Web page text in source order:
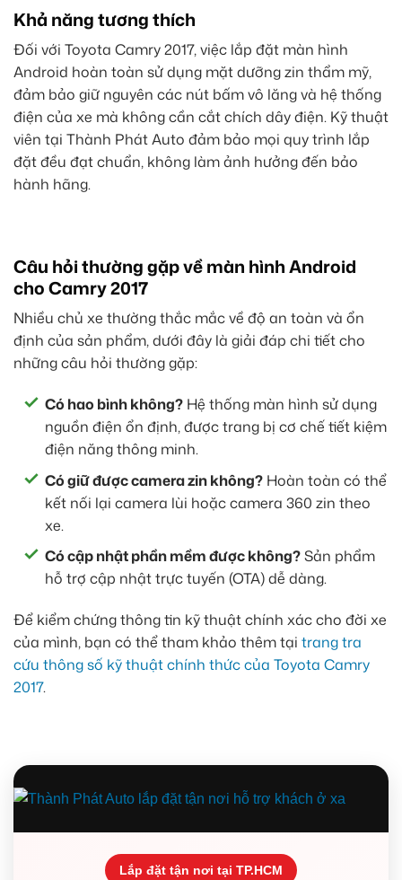
Khả năng tương thích
Đối với Toyota Camry 2017, việc lắp đặt màn hình
Android hoàn toàn sử dụng mặt dưỡng zin thẩm mỹ,
đảm bảo giữ nguyên các nút bấm vô lăng và hệ thống
điện của xe mà không cần cắt chích dây điện. Kỹ thuật
viên tại Thành Phát Auto đảm bảo mọi quy trình lắp
đặt đều đạt chuẩn, không làm ảnh hưởng đến bảo
hành hãng.
Câu hỏi thường gặp về màn hình Android
cho Camry 2017
Nhiều chủ xe thường thắc mắc về độ an toàn và ổn
định của sản phẩm, dưới đây là giải đáp chi tiết cho
những câu hỏi thường gặp:
Có hao bình không? Hệ thống màn hình sử dụng
nguồn điện ổn định, được trang bị cơ chế tiết kiệm
điện năng thông minh.
Có giữ được camera zin không? Hoàn toàn có thể
kết nối lại camera lùi hoặc camera 360 zin theo
xe.
Có cập nhật phần mềm được không?Sản phẩm
hỗ trợ cập nhật trực tuyến (OTA) dễ dàng.
Để kiểm chứng thông tin kỹ thuật chính xác cho đời xe
của mình, bạn có thể tham khảo thêm tại trang tra
cứu thông số kỹ thuật chính thức của Toyota Camry
2017.
Lắp đặt tận nơi tại TP.HCM